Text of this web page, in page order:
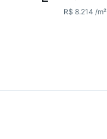
R$ 8.214 /m²